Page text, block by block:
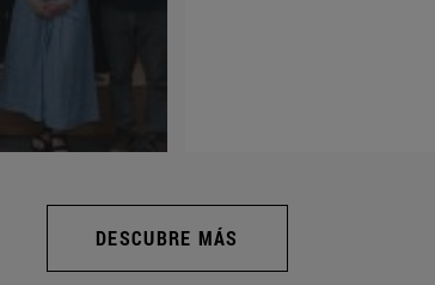
DESCUBRE MÁS